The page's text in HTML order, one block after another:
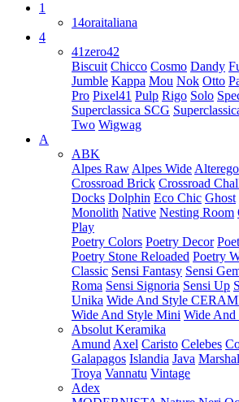
1
14oraitaliana
4
41zero42
Biscuit Chicco Cosmo Dandy
Jumble Kappa Mou Nok Otto
Pro Pixel41 Pulp Rigo Solo
Superclassica SCG
Two Wigwag
A
ABK
Alpes Raw Alpes Wide Alterego
Crossroad Brick Crossroad
Docks Dolphin Eco Chic Ghost
Monolith Native Nesting Room
Play
Poetry Colors Poetry Decor
Poetry Stone Reloaded Poetry
Classic Sensi Fantasy Sensi
Roma Sensi Signoria Sensi Up
Unika Wide And Style
Wide And Style Mini Wide
Absolut Keramika
Amund Axel Caristo Celebes
Galapagos Islandia Java
Troya Vannatu Vintage
Adex